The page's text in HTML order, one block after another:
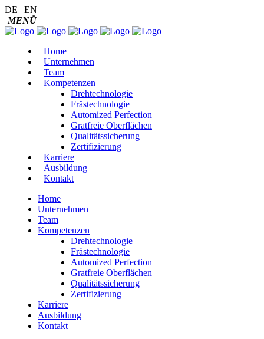
DE | EN
Home
Unternehmen
Team
Kompetenzen
Drehtechnologie
Frästechnologie
Automized Perfection
Gratfreie Oberflächen
Qualitätssicherung
Zertifizierung
Karriere
Ausbildung
Kontakt
Home
Unternehmen
Team
Kompetenzen
Drehtechnologie
Frästechnologie
Automized Perfection
Gratfreie Oberflächen
Qualitätssicherung
Zertifizierung
Karriere
Ausbildung
Kontakt